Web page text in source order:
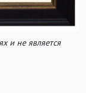
и не является